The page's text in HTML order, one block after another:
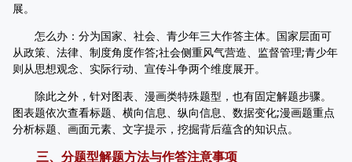
展。
怎么办：分为国家、社会、青少年三大作答主体。国家层面可
从政策、法律、制度角度作答;社会侧重风气营造、监督管理;青少年
则从思想观念、实际行动、宣传斗争两个维度展开。
除此之外，针对图表、漫画类特殊题型，也有固定解题步骤。
图表题依次查看标题、横向信息、纵向信息、数据变化;漫画题重点
分析标题、画面元素、文字提示，挖掘背后蕴含的知识点。
三、分题型解题方法与作答注意事项